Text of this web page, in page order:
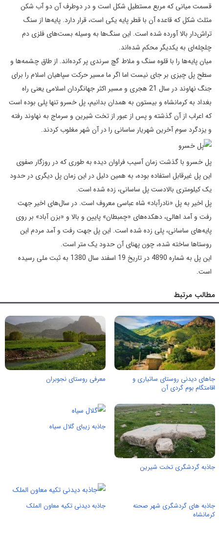
قسمت میانی که مربع مستطیل شکل است و در دوطرف آن دو آب شکن
مثلث شکل که قاعده آن با قطر پایه یکی است، قرار دارد. پایه‌ها از سنگ
تراش‌دار بالا آورده شده است. این سنگ‌ها به وسیله بست‌های فلزی دم
چلچله‌ای به یکدیگر محکم شده‌اند.
میان پایه‌ها را با قلوه سنگ و ملاط گچ سرندی پر کرده‌اند. از طاق چشمه‌ها و
سطح پل چیزی بر جای نیست اما اگر ما مسیر حرکت سپاهیان اسلام را برای
جنگ نهاوند در سال 21 هجری و مسیر اکثر جهانگردان اسلامی یعنی راه
بغداد به کرمانشاه و بیستون به همدان بدانیم، پل خسرو تنها پلی بوده است
که اعراب از آن گذشته و پس از عبور از تخت شیرین و سرماج به نهاوند رفته
و یزدگرد سوم آخرین شهریار ساسانی را در آن شهر مغلوب کردند.
پل خسرو با گذشت زمان آسیب فراوان دیده به طوری که در روزگار صفوی
این پل غیرقابل استفاده بوده، به همین دلیل در این زمان پل دیگری در حدود
یک کیلومتری بالادست پل ساسانی، زده شده است.
پل اخیر به پل «نادرآباد» شاه عباسی معروف است. در سال‌های اخیر جهت
رفت و آمد اهالی، دهکده‌های «چمبطان» پایین و بالا و «بزن آباد» بر روی
پایه‌های ساسانی، پلی زده شده است. این پل جهت رفت و آمد مردم این
روستاها ساخته شده، چون پهنای آن حدود یک متر است.
این پل به شماره 4890 در تاریخ 19 اسفند سال 1380 به ثبت ملی رسیده
است.
مطالب مرتبط
جاهای دیدنی روستای ساتیاری و
اقامتگام بوم گردی آن
معرفی روستای نجوبران
جاذبه گردشگری تخت شیرین
جاذبه زیبای گلال سیاه
جاذبه های گردشگری شهر صحنه
کرمانشاه
جاذبه دیدنی تکیه معاون الملک